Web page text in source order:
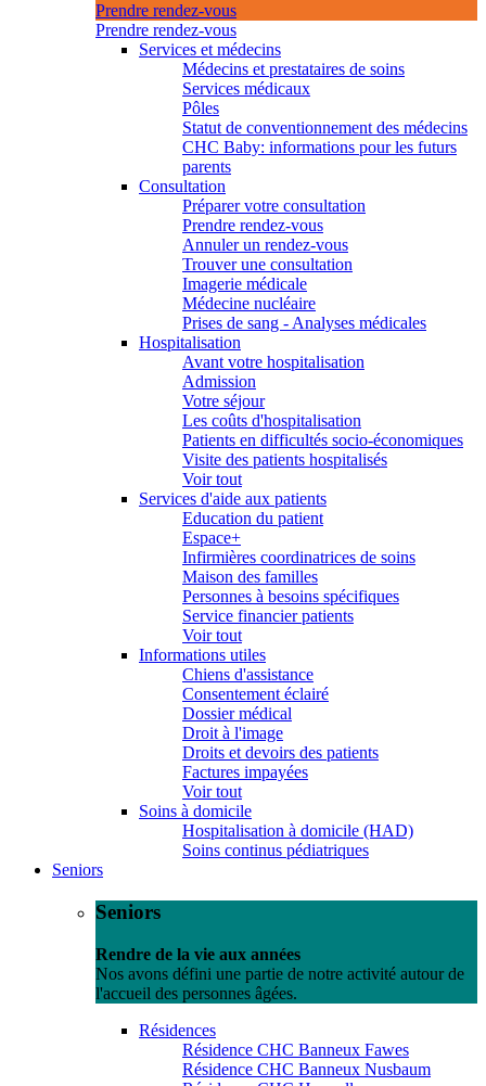
Prendre rendez-vous
Prendre rendez-vous
Services et médecins
Médecins et prestataires de soins
Services médicaux
Pôles
Statut de conventionnement des médecins
CHC Baby: informations pour les futurs
parents
Consultation
Préparer votre consultation
Prendre rendez-vous
Annuler un rendez-vous
Trouver une consultation
Imagerie médicale
Médecine nucléaire
Prises de sang - Analyses médicales
Hospitalisation
Avant votre hospitalisation
Admission
Votre séjour
Les coûts d'hospitalisation
Patients en difficultés socio-économiques
Visite des patients hospitalisés
Voir tout
Services d'aide aux patients
Education du patient
Espace+
Infirmières coordinatrices de soins
Maison des familles
Personnes à besoins spécifiques
Service financier patients
Voir tout
Informations utiles
Chiens d'assistance
Consentement éclairé
Dossier médical
Droit à l'image
Droits et devoirs des patients
Factures impayées
Voir tout
Soins à domicile
Hospitalisation à domicile (HAD)
Soins continus pédiatriques
Seniors
Seniors
Rendre de la vie aux années
Nos avons défini une partie de notre activité autour de
l'accueil des personnes âgées.
Résidences
Résidence CHC Banneux Fawes
Résidence CHC Banneux Nusbaum